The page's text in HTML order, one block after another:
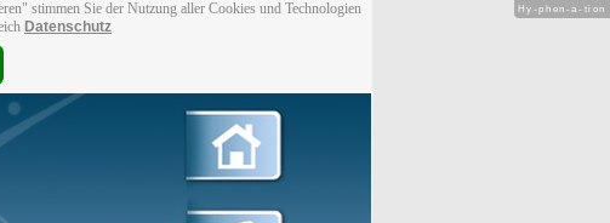
stimmen Sie der Nutzung aller Cookies und Technologien
Datenschutz
Hy-phen-a-tion